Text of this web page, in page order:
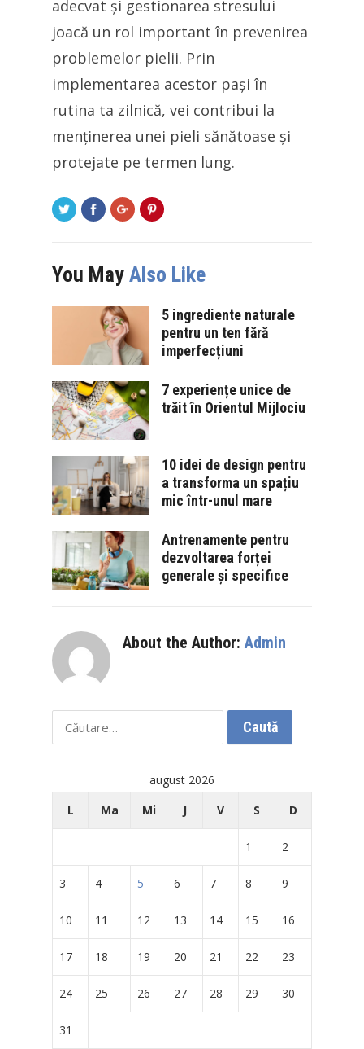
adecvat și gestionarea stresului
joacă un rol important în prevenirea
problemelor pielii. Prin
implementarea acestor pași în
rutina ta zilnică, vei contribui la
menținerea unei pieli sănătoase și
protejate pe termen lung.
You May Also Like
5 ingrediente naturale
pentru un ten fără
imperfecțiuni
7 experiențe unice de
trăit în Orientul Mijlociu
10 idei de design pentru
a transforma un spațiu
mic într-unul mare
Antrenamente pentru
dezvoltarea forței
generale și specifice
About the Author: Admin
Caută
după:
august 2026
L
Ma Mi J V S D
1 2
3 4 5 6 7 8 9
10 11 12 13 14 15 16
17 18 19 20 21 22 23
24 25 26 27 28 29 30
31